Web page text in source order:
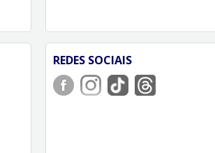
REDES SOCIAIS